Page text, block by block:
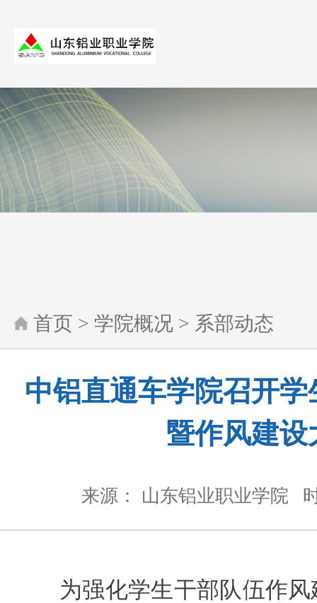
首页 > 学院概况 > 系部动态
中铝直通车学院召开
暨作风建设
来源： 山东铝业职业学院
为强化学生干部队伍作